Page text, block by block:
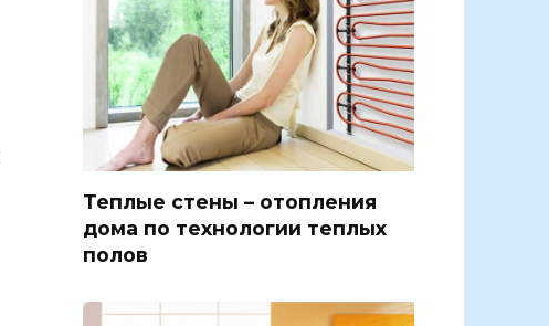
Теплые стены – отопления
дома по технологии теплых
полов